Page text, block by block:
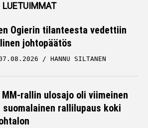
Ogierin tilanteesta vedettiin
johtopäätös
HANNU SILTANEN
MM-rallin ulosajo oli viimeinen
suomalainen rallilupaus koki